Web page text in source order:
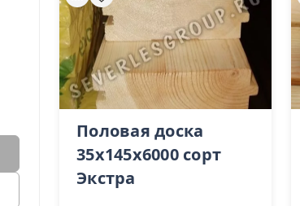
Половая доска
35х145х6000 сорт
Экстра